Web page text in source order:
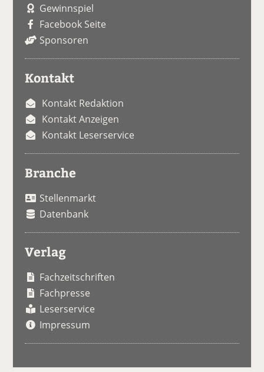
Gewinnspiel
Facebook Seite
Sponsoren
Kontakt
Kontakt Redaktion
Kontakt Anzeigen
Kontakt Leserservice
Branche
Stellenmarkt
Datenbank
Verlag
Fachzeitschriften
Fachpresse
Leserservice
Impressum